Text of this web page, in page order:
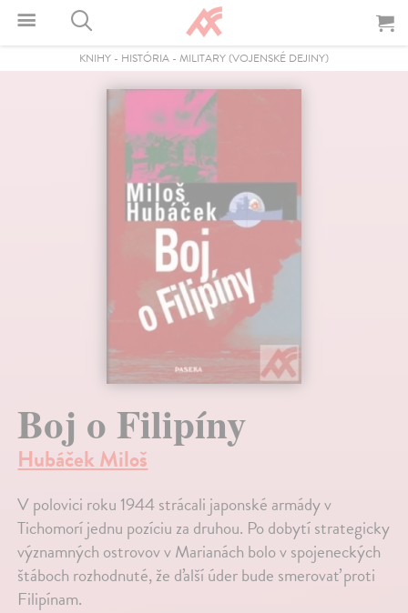
KNIHY - HISTÓRIA - MILITARY (VOJENSKÉ DEJINY)
Boj o Filipíny
Hubáček Miloš
V polovici roku 1944 strácali japonské armády v
Tichomorí jednu pozíciu za druhou. Po dobytí strategicky
významných ostrovov v Marianách bolo v spojeneckých
štáboch rozhodnuté, že ďalší úder bude smerovať proti
Filipínam.